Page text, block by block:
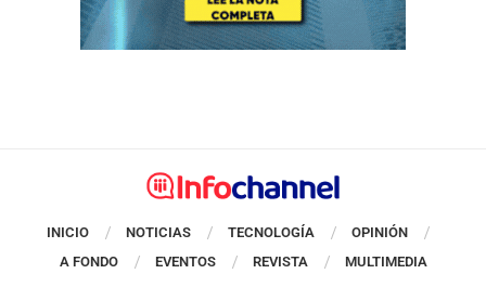
INICIO NOTICIAS TECNOLOGÍA
OPINIÓN
A FONDO
EVENTOS REVISTA MULTIMEDIA